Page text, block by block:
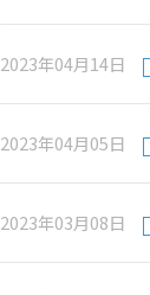
2023年04月14日
2023年04月05日
2023年03月08日